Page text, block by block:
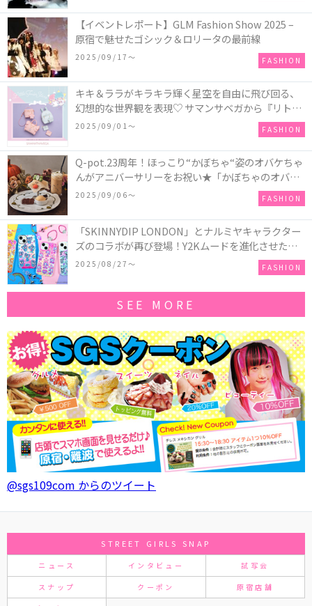
【イベントレポート】GLM Fashion Show 2025 –
原宿で魅せたゴシック＆ロリータの最前線
2025/09/17〜 FASHION
キキ＆ララがキラキラ輝く星空を自由に飛び回る、
幻想的な世界観を表現♡ サマンサベガから『リトル
ツインスターズ』50周年アニバーサリーイヤー』を
2025/09/01〜 FASHION
Q-pot.23周年！ほっこり“かぼちゃ“姿のオバケちゃ
んがアニバーサリーをお祝い★「かぼちゃのオバケ
ーキアクセサリー」が新発売！Q-pot CAFE.では
「かぼちゃのオバケーキプレート」も登場
2025/09/06〜 FASHION
「SKINNYDIP LONDON」とナルミヤキャラクター
ズのコラボが再び登場！Y2Kムードを進化させた新
作コレクションを発売♪
2025/08/27〜 FASHION
SEE MORE
@sgs109com からのツイート
STREET GIRLS SNAP
ニュース インタビュー 試写会
スナップ クーポン 原宿店舗